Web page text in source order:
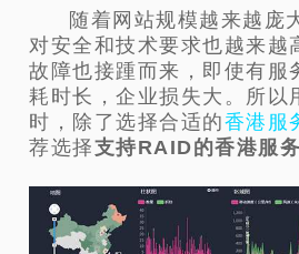
随着网站规模越来越庞
对安全和技术要求也越来越
故障也接踵而来，即使有服
耗时长，企业损失大。所以
时，除了选择合适的香港服
荐选择支持RAID的香港服